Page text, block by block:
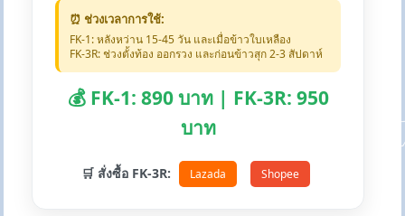
⏰ ช่วงเวลาการใช้:
FK-1: หลังหว่าน 15-45 วัน และเมื่อข้าวใบเหลือง
FK-3R: ช่วงตั้งท้อง ออกรวง และก่อนข้าวสุก 2-3 สัปดาห์
💰 FK-1: 890 บาท | FK-3R: 950
บาท
🛒 สั่งซื้อ FK-3R: Lazada Shopee